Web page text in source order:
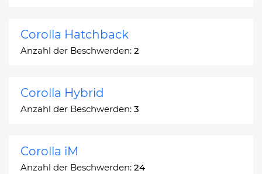
Corolla Hatchback
Anzahl der Beschwerden: 2
Corolla Hybrid
Anzahl der Beschwerden: 3
Corolla iM
Anzahl der Beschwerden: 24